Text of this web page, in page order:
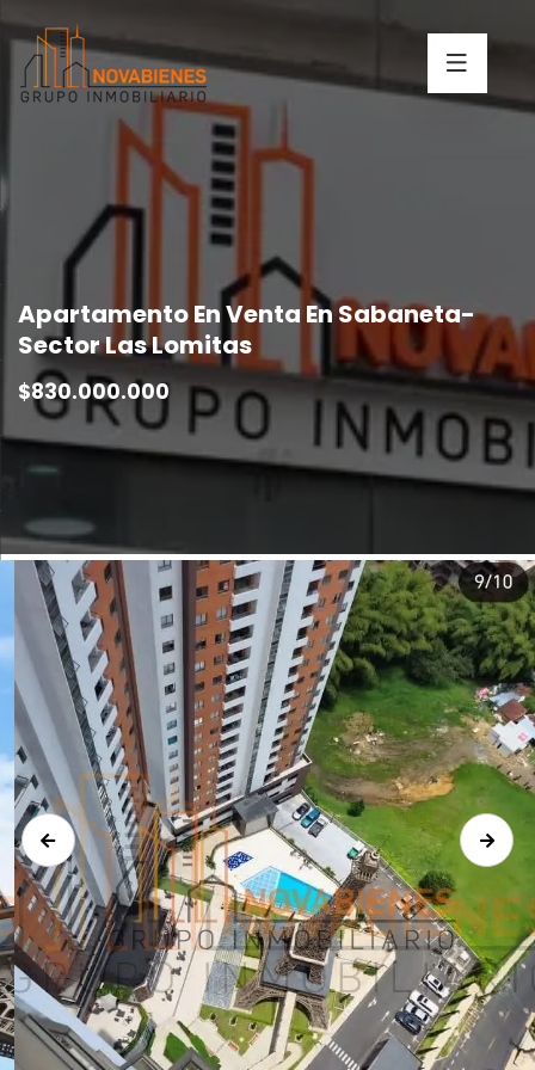
Apartamento En Venta En Sabaneta-
Sector Las Lomitas
$830.000.000